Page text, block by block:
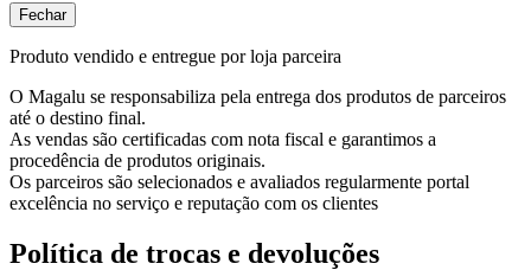
Fechar
Produto vendido e entregue por loja parceira
O Magalu se responsabiliza pela entrega dos produtos de parceiros
até o destino final.
As vendas são certificadas com nota fiscal e garantimos a
procedência de produtos originais.
Os parceiros são selecionados e avaliados regularmente portal
excelência no serviço e reputação com os clientes
Política de trocas e devoluções